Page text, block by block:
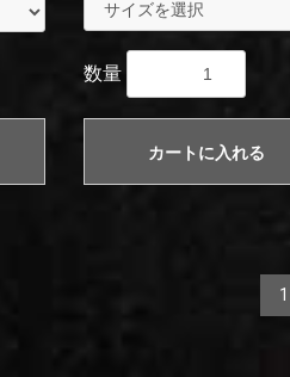
数量
カートに入れる
1